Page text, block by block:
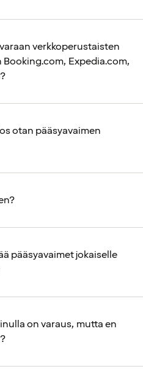
verkkoperustaisten
Expedia.com,
otan pääsyavaimen
pääsyavaimet jokaiselle
on varaus, mutta en